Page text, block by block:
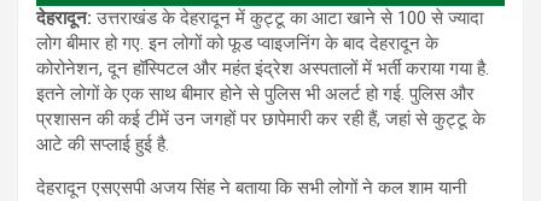
देहरादून: उत्तराखंड के देहरादून में कुट्टू का आटा खाने से 100 से ज्यादा
लोग बीमार हो गए. इन लोगों को फूड प्वाइजनिंग के बाद देहरादून के
कोरोनेशन, दून हॉस्पिटल और महंत इंद्रेश अस्पतालों में भर्ती कराया गया है.
इतने लोगों के एक साथ बीमार होने से पुलिस भी अलर्ट हो गई. पुलिस और
प्रशासन की कई टीमें उन जगहों पर छापेमारी कर रही हैं, जहां से कुट्टू के
आटे की सप्लाई हुई है.
देहरादून एसएसपी अजय सिंह ने बताया कि सभी लोगों ने कल शाम यानी